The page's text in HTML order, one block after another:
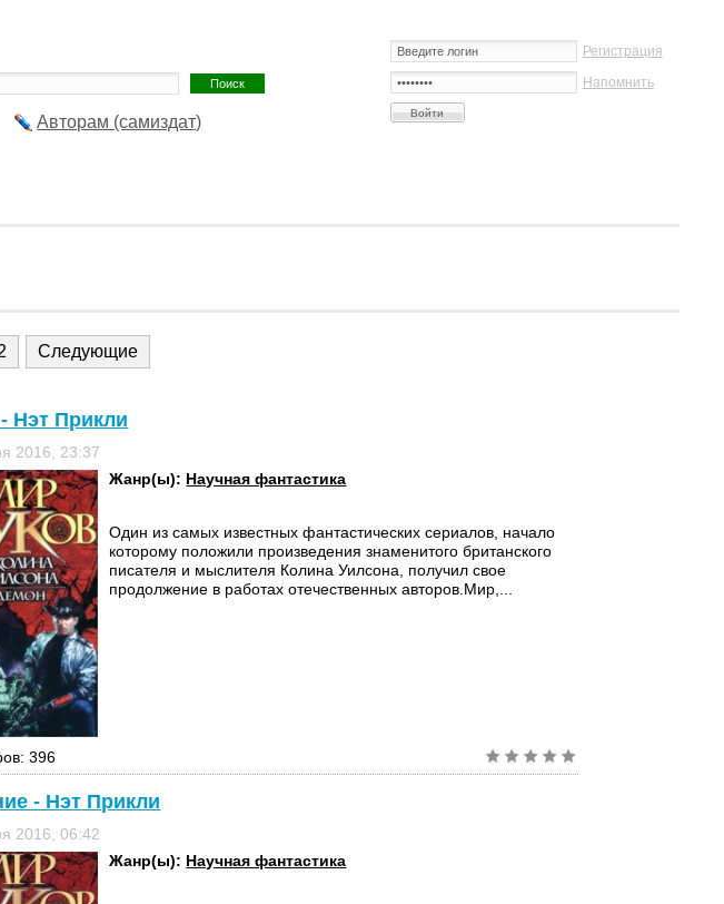
Регистрация
Напомнить
Авторам (самиздат)
Следующие
Нэт Прикли
2016, 23:37
Жанр(ы): Научная фантастика
Один из самых известных фантастических сериалов, начало
которому положили произведения знаменитого британского
писателя и мыслителя Колина Уилсона, получил свое
продолжение в работах отечественных авторов.Мир,...
396
- Нэт Прикли
2016, 06:42
Жанр(ы): Научная фантастика